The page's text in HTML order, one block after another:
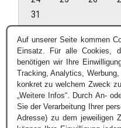
August 2026
31
« Juli
Auf unserer Seite kommen
Einsatz. Für alle Cookies,
benötigen wir Ihre
Tracking, Analytics,
konkret zu welchem Zweck
„Weitere Infos“. Durch An-
Sie der Verarbeitung Ihrer
Adresse) zu dem jeweiligen